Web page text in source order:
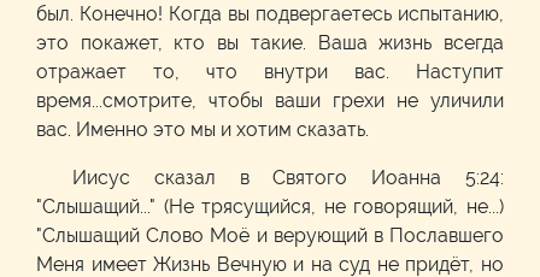
был. Конечно! Когда вы подвергаетесь испытанию,
это покажет, кто вы такие. Ваша жизнь всегда
отражает то, что внутри вас. Наступит
время...смотрите, чтобы ваши грехи не уличили
вас. Именно это мы и хотим сказать.
Иисус сказал в Святого Иоанна 5:24:
"Слышащий..." (Не трясущийся, не говорящий, не...)
"Слышащий Слово Моё и верующий в Пославшего
Меня имеет Жизнь Вечную и на суд не придёт, но